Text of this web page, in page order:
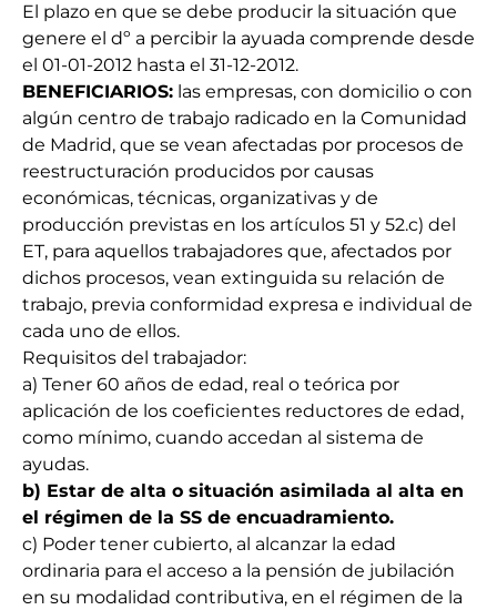
El plazo en que se debe producir la situación que
genere el dº a percibir la ayuada comprende desde
el 01-01-2012 hasta el 31-12-2012.
BENEFICIARIOS: las empresas, con domicilio o con
algún centro de trabajo radicado en la Comunidad
de Madrid, que se vean afectadas por procesos de
reestructuración producidos por causas
económicas, técnicas, organizativas y de
producción previstas en los artículos 51 y 52.c) del
ET, para aquellos trabajadores que, afectados por
dichos procesos, vean extinguida su relación de
trabajo, previa conformidad expresa e individual de
cada uno de ellos.
Requisitos del trabajador:
a) Tener 60 años de edad, real o teórica por
aplicación de los coeficientes reductores de edad,
como mínimo, cuando accedan al sistema de
ayudas.
b) Estar de alta o situación asimilada al alta en
el régimen de la SS de encuadramiento.
c) Poder tener cubierto, al alcanzar la edad
ordinaria para el acceso a la pensión de jubilación
en su modalidad contributiva, en el régimen de la